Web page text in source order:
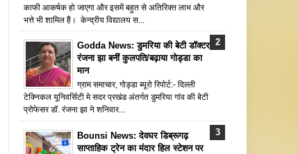
काफी आकर्षक हो जाएगा और इसमें बहुत से अतिरिक्त लाभ और
भत्ते भी शामिल हैं। केन्द्रीय विद्यालय स...
Godda News: डुमरिया की बेटी डॉक्टर
रंजना झा बनीं कुलपति/बढ़ाया गोड्डा का
मान
ग्राम समाचार, गोड्डा ब्यूरो रिपोर्ट:- दिल्ली
टेक्निकल यूनिवर्सिटी मे सदर प्रखंड अंतर्गत डुमरिया गांव की बेटी
प्रोफेसर डॉ. रंजना झा ने शनिवार...
Bounsi News: देवघर डिब्रूगढ़
साप्ताहिक ट्रेन का मंदार हिल स्टेशन पर